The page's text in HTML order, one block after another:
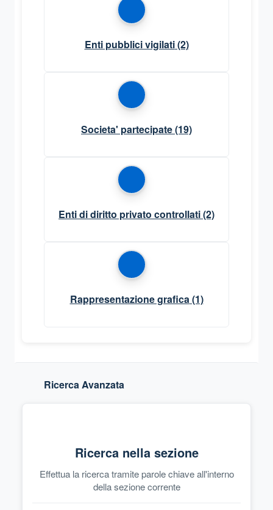
Enti pubblici vigilati(2)
Societa' partecipate(19)
Enti di diritto privato controllati(2)
Rappresentazione grafica (1)
Ricerca Avanzata
Ricerca nella sezione
Effettua la ricerca tramite parole chiave all'interno
della sezione corrente